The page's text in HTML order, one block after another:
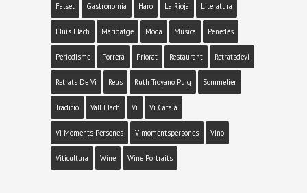
Falset Gastronomia Haro La Rioja Literatura
Lluís Llach Maridatge Moda Música Penedès
Periodisme Porrera Priorat Restaurant Retratsdevi
Retrats De Vi Reus Ruth Troyano Puig Sommelier
Tradició Vall Llach Vi Vi Català
Vi Moments Persones Vimomentspersones Vino
Viticultura Wine Wine Portraits